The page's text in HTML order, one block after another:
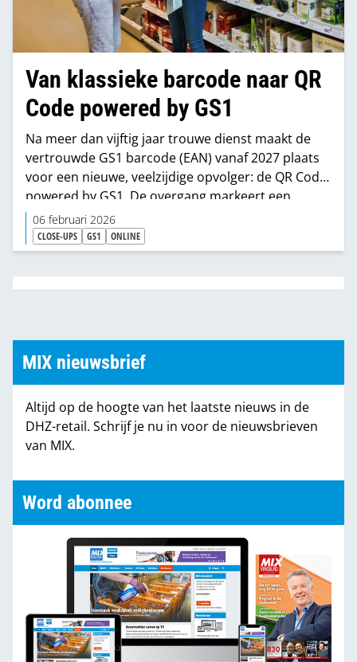
Van klassieke barcode naar QR
Code powered by GS1
Na meer dan vijftig jaar trouwe dienst maakt de
vertrouwde GS1 barcode (EAN) vanaf 2027 plaats
voor een nieuwe, veelzijdige opvolger: de QR Code
powered by GS1. De overgang markeert een
belangrijke stap in de verdere digitalisering van de
retailketen. De nieuwe code combineert
kassafunctionaliteit met rijke productinformatie
voor verschillende gebruikers. Retailers en
fabrikanten krijgen hiermee een
06 februari 2026
CLOSE-UPS GS1 ONLINE
MIX nieuwsbrief
Altijd op de hoogte van het laatste nieuws in de
DHZ-retail. Schrijf je nu in voor de nieuwsbrieven
van MIX.
Word abonnee